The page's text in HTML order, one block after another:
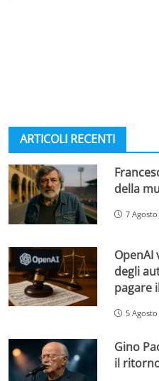
ARTICOLI RECENTI
della
7 Agosto
OpenAI
degli
pagare
5
Gino
il